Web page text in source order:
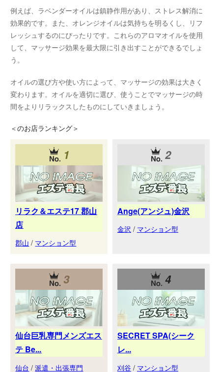
例えば、ラベンダーオイルは鎮静作用があり、ストレス解消に
効果的です。また、オレンジオイルは気持ちを明るくし、リフ
レッシュするのにぴったりです。これらのアロマオイルを使用
して、マッサージ効果を最大限に引き出すことができるでしょ
う。
オイルの選び方や使い方によって、マッサージの効果は大きく
変わります。オイルを適切に選び、使うことでマッサージの時
間をよりリラックスしたものにしていきましょう。
＜のお店ランキング＞
1
リラク＆エステ17 郡山
店
郡山 / マンション型
2
Ange(アンジュ)金沢
金沢 / マンション型
3
仙台巨乳専門メンズエス
テ Be...
仙台 /派遣・出張専門
4
SECRET SPA(シーク
レ...
刈谷 / マンション型